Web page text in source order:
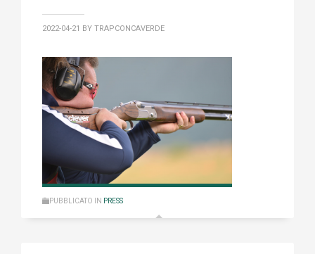
2022-04-21 BY TRAPCONCAVERDE
PUBBLICATO IN PRESS